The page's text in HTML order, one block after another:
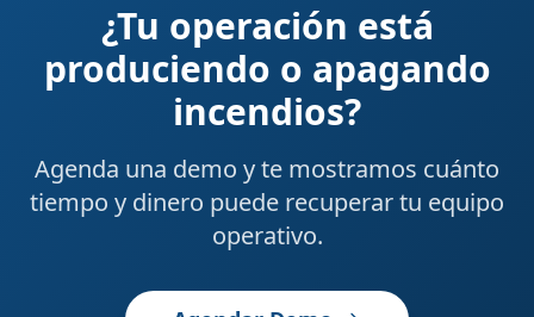
¿Tu operación está
produciendo o apagando
incendios?
Agenda una demo y te mostramos cuánto
tiempo y dinero puede recuperar tu equipo
operativo.